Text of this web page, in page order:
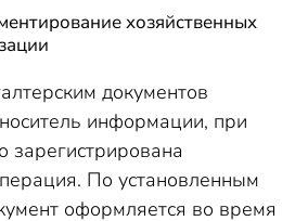
хозяйственных
документов
информации, при
зарегистрирована
По установленным
оформляется во время